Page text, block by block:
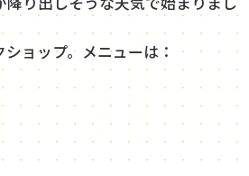
ョップ。メニューは：